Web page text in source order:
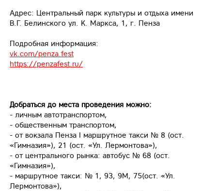
Адрес: Центральный парк культуры и отдыха имени
В.Г. Белинского ул. К. Маркса, 1, г. Пенза
Подробная информация:
vk.com/penza.fest
https://penzafest.ru/
Добраться до места проведения можно:
- личным автотранспортом,
- общественным транспортом,
- от вокзала Пенза I маршрутное такси № 8 (ост.
«Гимназия»), 21 (ост. «Ул. Лермонтова»),
- от центрального рынка: автобус № 68 (ост.
«Гимназия»),
- маршрутное такси: № 1, 93, 9М, 75(ост. «Ул.
Лермонтова»),